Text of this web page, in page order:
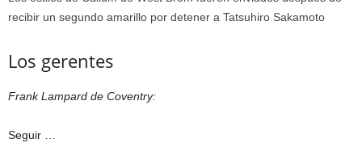
recibir un segundo amarillo por detener a Tatsuhiro Sakamoto
Los gerentes
Frank Lampard de Coventry:
Seguir …